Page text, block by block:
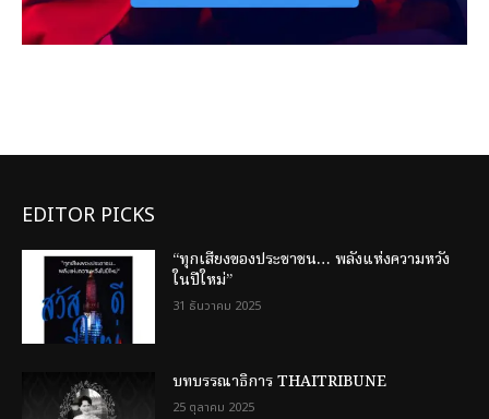
EDITOR PICKS
“ทุกเสียงของประชาชน… พลังแห่งความหวัง
ในปีใหม่”
31 ธันวาคม 2025
บทบรรณาธิการ THAITRIBUNE
25 ตุลาคม 2025